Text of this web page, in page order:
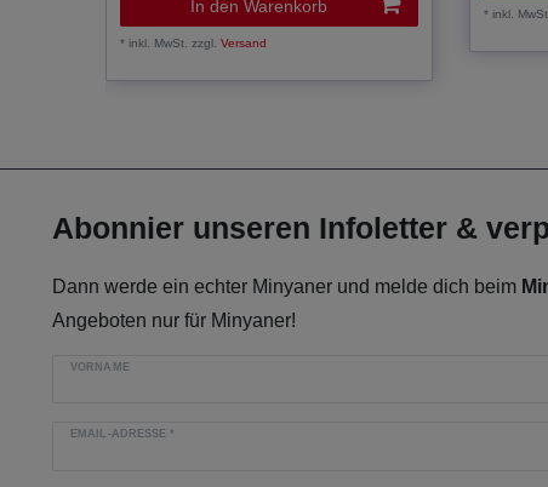
In den Warenkorb
*inkl. MwSt. zzgl.Versand
*inkl. MwSt.
Abonnier unseren Infoletter &
Dann werde ein echter Minyaner und melde dich beim
Angeboten nur für Minyaner!
VORNAME
EMAIL-ADRESSE*